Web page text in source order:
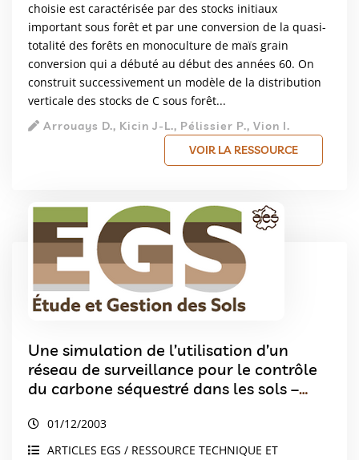
choisie est caractérisée par des stocks initiaux
important sous forêt et par une conversion de la quasi-
totalité des forêts en monoculture de maïs grain
conversion qui a débuté au début des années 60. On
construit successivement un modèle de la distribution
verticale des stocks de C sous forêt...
Arrouays D., Kicin J-L., Pélissier P., Vion I.
VOIR LA RESSOURCE
Une simulation de l’utilisation d’un
réseau de surveillance pour le contrôle
du carbone séquestré dans les sols –
01/12/2003
ARTICLES EGS / RESSOURCE TECHNIQUE ET